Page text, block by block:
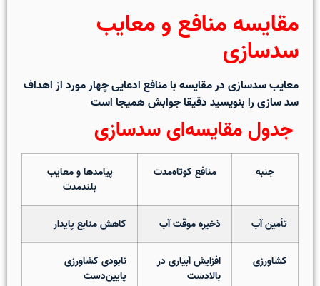
مقایسه منافع و معایب
سدسازی
معایب سدسازی در مقایسه با منافع ادعایی چهار مورد از اهداف
سد سازی را بنویسیددقیقا جوابش همیجا است
جدول مقایسه‌ای سدسازی
جنبه منافع کوتاه‌مدت
پیامدها و معایب
بلندمدت
تأمین آب ذخیره موقت آب کاهش منابع پایدار
کشاورزی
افزایش آبیاری در
بالا‌دست
نابودی کشاورزی
پایین‌دست